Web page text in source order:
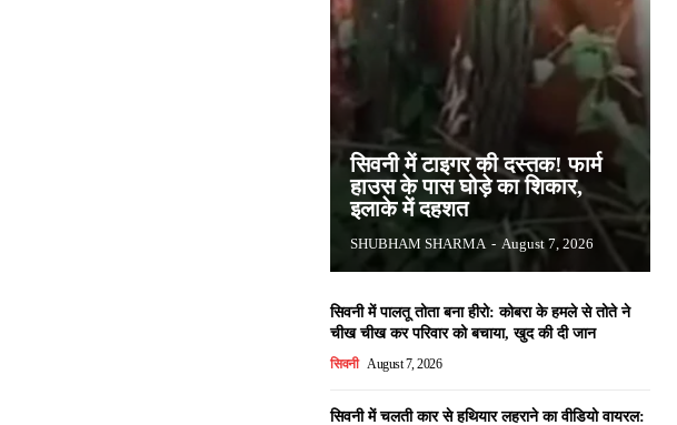
सिवनी में टाइगर की दस्तक! फार्म
हाउस के पास घोड़े का शिकार,
इलाके में दहशत
SHUBHAM SHARMA - August 7, 2026
सिवनी में पालतू तोता बना हीरो: कोबरा के हमले से तोते ने
चीख चीख कर परिवार को बचाया, खुद की दी जान
सिवनी August 7, 2026
सिवनी में चलती कार से हथियार लहराने का वीडियो वायरल: